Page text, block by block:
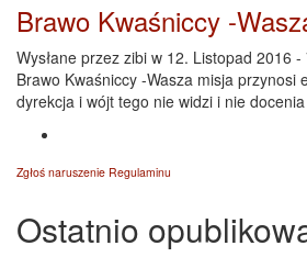
Brawo Kwaśniccy -
Wysłane przez zibi w 12. Listopad 2016 -
Brawo Kwaśniccy -Wasza misja przynosi
dyrekcja i wójt tego nie widzi i nie
Zgłoś naruszenie Regulaminu
Ostatnio